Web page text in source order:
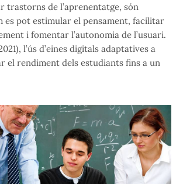
trastorns de l’aprenentatge, són
es pot estimular el pensament, facilitar
i fomentar l’autonomia de l’usuari.
l’ús d’eines digitals adaptatives a
el rendiment dels estudiants fins a un